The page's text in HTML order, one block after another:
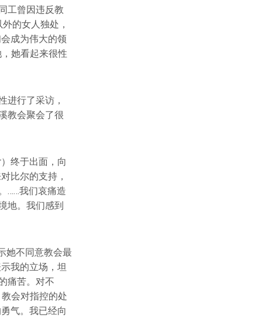
工曾因违反教
的女人独处，
成为伟大的领
她看起来很性
进行了采访，
教会聚会了很
终于出面，向
比尔的支持，
……我们哀痛造
地。我们感到
她不同意教会最
我的立场，坦
痛苦。对不
会对指控的处
气。我已经向